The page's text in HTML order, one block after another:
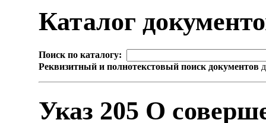
Каталог
Поиск по каталогу:
Реквизитный и полнотекстовый поиск документов
Указ 205 О